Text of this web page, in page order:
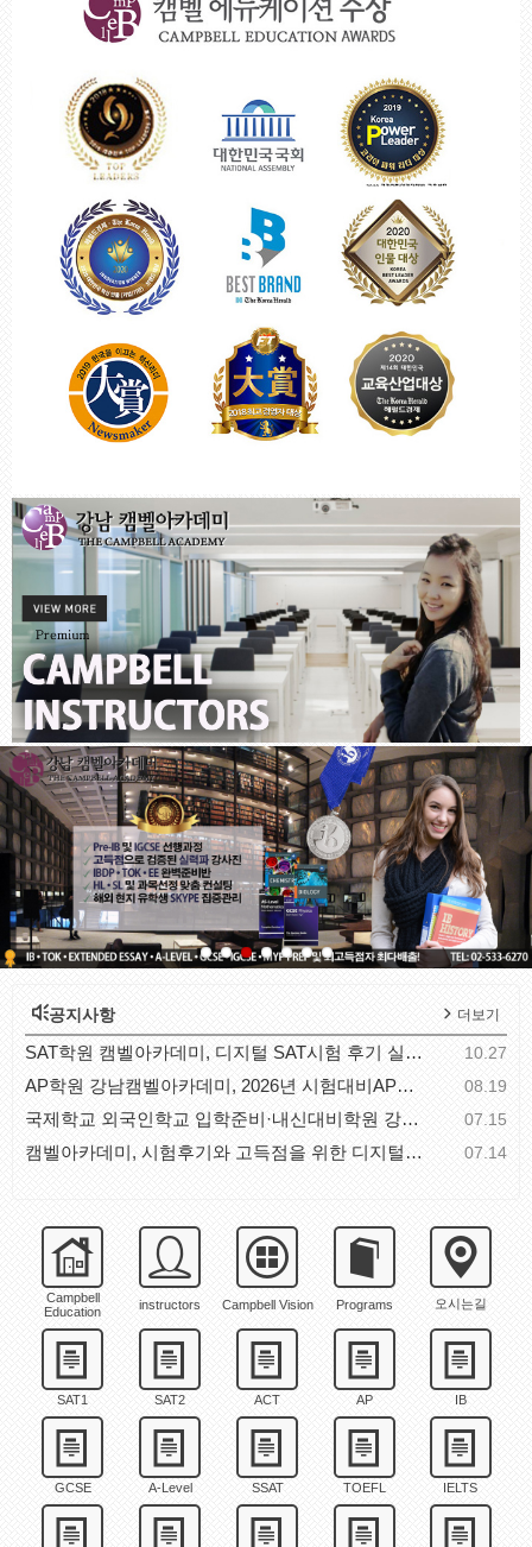
공지사항 더보기
SAT학원 캠벨아카데미, 디지털 SAT시험 후기 실전 체.. 10.27
AP학원 강남캠벨아카데미, 2026년 시험대비AP과목별 공.. 08.19
국제학교 외국인학교 입학준비·내신대비학원 강남캠벨.. 07.15
캠벨아카데미, 시험후기와 고득점을 위한 디지털SAT시.. 07.14
Campbell
Education
instructors Campbell Vision Programs 오시는길
SAT1 SAT2 ACT AP IB
GCSE A-Level SSAT TOEFL IELTS